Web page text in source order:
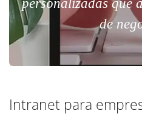
personalizadas que
de
Intranet para